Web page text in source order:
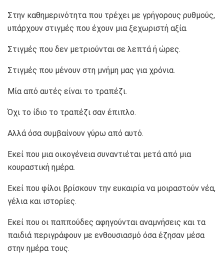
Στην καθημερινότητα που τρέχει με γρήγορους ρυθμούς,
υπάρχουν στιγμές που έχουν μια ξεχωριστή αξία.
Στιγμές που δεν μετριούνται σε λεπτά ή ώρες.
Στιγμές που μένουν στη μνήμη μας για χρόνια.
Μία από αυτές είναι το τραπέζι.
Όχι το ίδιο το τραπέζι σαν έπιπλο.
Αλλά όσα συμβαίνουν γύρω από αυτό.
Εκεί που μια οικογένεια συναντιέται μετά από μια
κουραστική ημέρα.
Εκεί που φίλοι βρίσκουν την ευκαιρία να μοιραστούν νέα,
γέλια και ιστορίες.
Εκεί που οι παππούδες αφηγούνται αναμνήσεις και τα
παιδιά περιγράφουν με ενθουσιασμό όσα έζησαν μέσα
στην ημέρα τους.